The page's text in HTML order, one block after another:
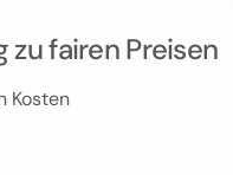
zu fairen Preisen
Kosten